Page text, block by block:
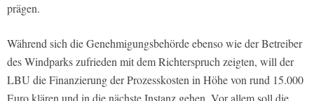
prägen.
Während sich die Genehmigungsbehörde ebenso wie der Betreiber
des Windparks zufrieden mit dem Richterspruch zeigten, will der
LBU die Finanzierung der Prozesskosten in Höhe von rund 15.000
Euro klären und in die nächste Instanz gehen. Vor allem soll die